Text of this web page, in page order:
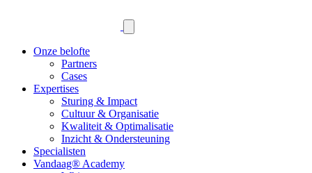
Onze belofte
Partners
Cases
Expertises
Sturing & Impact
Cultuur & Organisatie
Kwaliteit & Optimalisatie
Inzicht & Ondersteuning
Specialisten
Vandaag® Academy